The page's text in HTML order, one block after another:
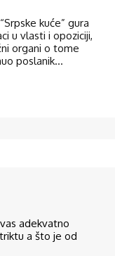
kuće” gura
u vlasti i opoziciji,
organi o tome
poslanik...
adekvatno
a što je od